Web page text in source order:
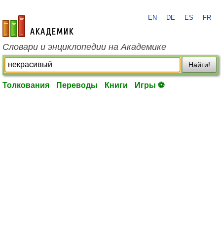
academic.ru
EN DE ES FR
Словари и энциклопедии на Академике
Найти!
Толкования Переводы Книги Игры ⚽